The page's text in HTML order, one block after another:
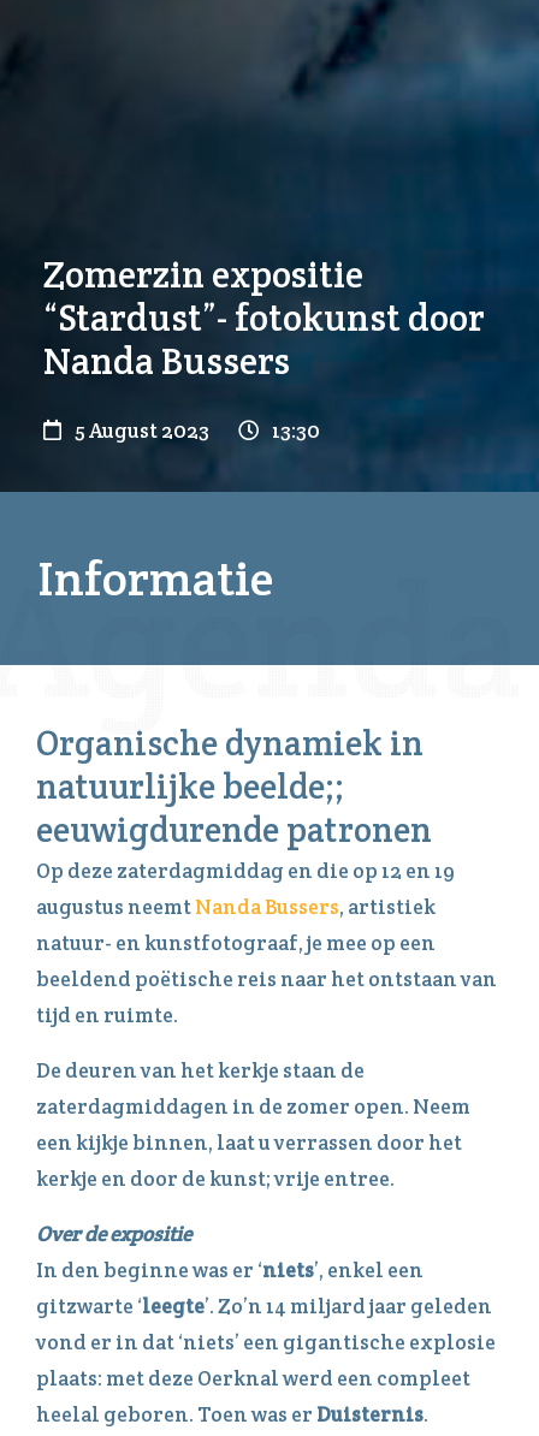
Zomerzin expositie
“Stardust”- fotokunst door
Nanda Bussers
5 August 2023 13:30
Informatie
Organische dynamiek in
natuurlijke beelde;;
eeuwigdurende patronen
Op deze zaterdagmiddag en die op 12 en 19
augustus neemtNanda Bussers, artistiek
natuur- en kunstfotograaf, je mee op een
beeldend poëtische reis naar het ontstaan van
tijd en ruimte.
De deuren van het kerkje staan de
zaterdagmiddagen in de zomer open. Neem
een kijkje binnen, laat u verrassen door het
kerkje en door de kunst; vrije entree.
Over de expositie
In den beginne was er ‘niets’, enkel een
gitzwarte ‘leegte’. Zo’n 14 miljard jaar geleden
vond er in dat ‘niets’ een gigantische explosie
plaats: met deze Oerknal werd een compleet
heelal geboren. Toen was erDuisternis.